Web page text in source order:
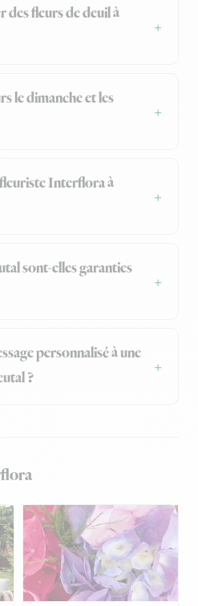
fleurs de deuil à
le dimanche et les
Interflora à
sont-elles garanties
personnalisé à une
?